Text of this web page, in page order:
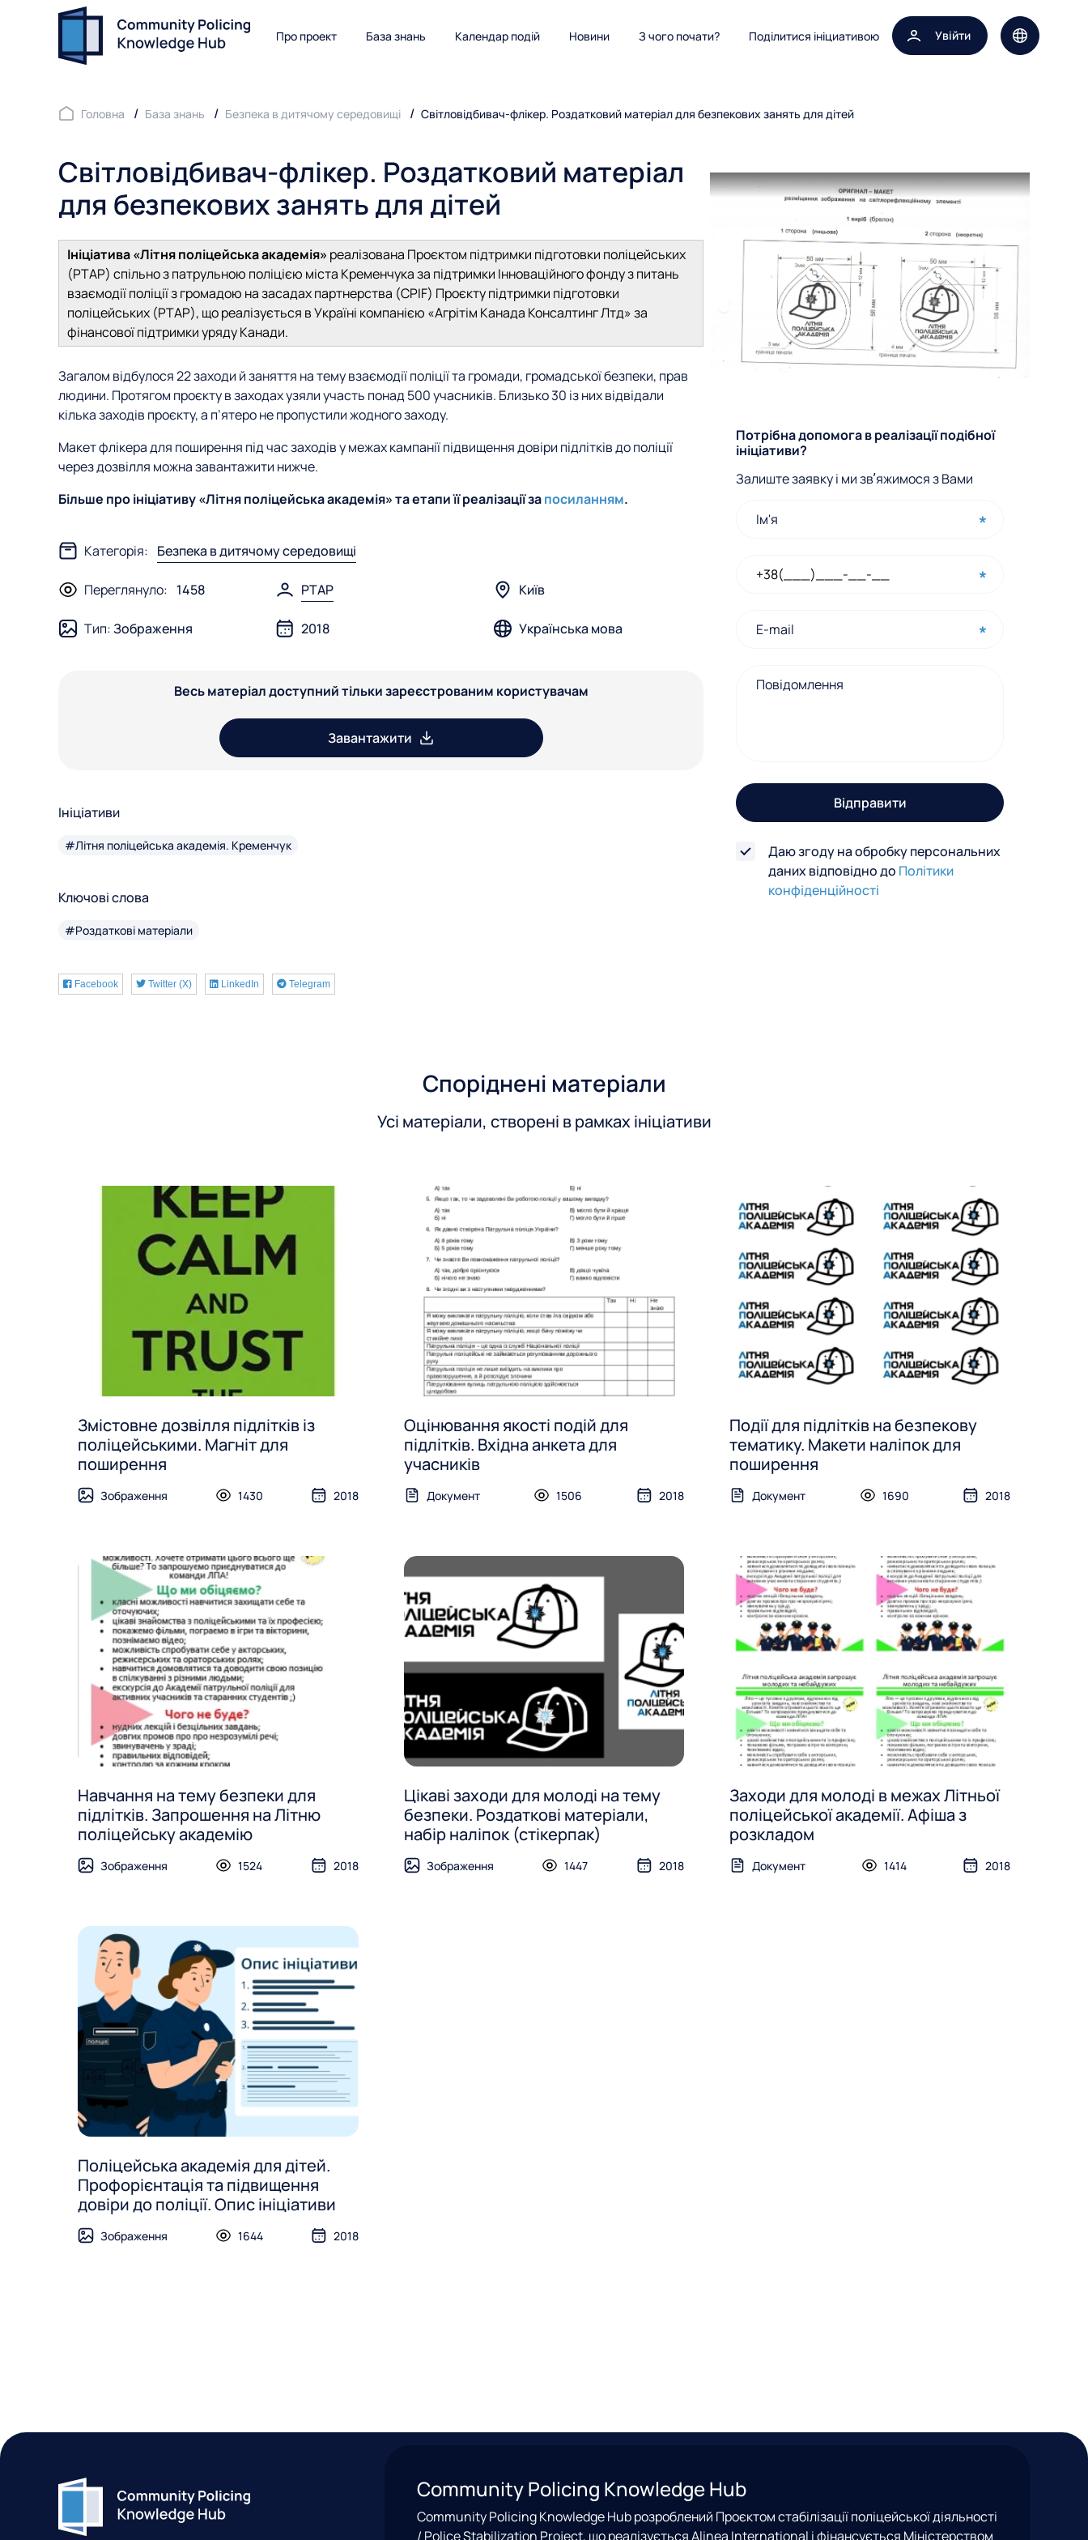
Про проект База знань Календар подій Новини З чого почати? Поділитися ініциативою Увійти Вибір мови
Головна База знань Безпека в дитячому середовищі Світловідбивач-флікер. Роздатковий матеріал для безпекових занять для дітей
Світловідбивач-флікер. Роздатковий матеріал
для безпекових занять для дітей
Ініціатива «Літня поліцейська академія» реалізована Проєктом підтримки підготовки поліцейських
(PTAP) спільно з патрульною поліцією міста Кременчука за підтримки Інноваційного фонду з питань
взаємодії поліції з громадою на засадах партнерства (CPIF) Проєкту підтримки підготовки
поліцейських (PTAP), що реалізується в Україні компанією «Агрітім Канада Консалтинг Лтд» за
фінансової підтримки уряду Канади.
Загалом відбулося 22 заходи й заняття на тему взаємодії поліції та громади, громадської безпеки, прав
людини. Протягом проєкту в заходах узяли участь понад 500 учасників. Близько 30 із них відвідали
кілька заходів проєкту, а п’ятеро не пропустили жодного заходу.
Макет флікера для поширення під час заходів у межах кампанії підвищення довіри підлітків до поліції
через дозвілля можна завантажити нижче.
Більше про ініціативу «Літня поліцейська академія» та етапи її реалізації запосиланням.
Категорія: Безпека в дитячому середовищі
Переглянуло: 1458 PTAP Київ
Тип:Зображення 2018 Українська мова
Весь матеріал доступний тільки зареєстрованим користувачам
Завантажити
Ініціативи
#Літня поліцейська академія. Кременчук
Ключові слова
#Роздаткові матеріали
Facebook Twitter (X) LinkedIn Telegram
Ф
о
р
з
в
Потрібна допомога в реалізації подібної
ініціативи?
Залиште заявку і ми звʼяжимося з Вами
Відправити
Даю згоду на обробку персональних
даних відповідно до Політики
конфіденційності
Споріднені матеріали
Усі матеріали, створені в рамках ініціативи
Змістовне дозвілля підлітків із
поліцейськими. Магніт для
поширення
Зображення 1430 2018
Оцінювання якості подій для
підлітків. Вхідна анкета для
учасників
Документ 1506 2018
Події для підлітків на безпекову
тематику. Макети наліпок для
поширення
Документ 1690 2018
Навчання на тему безпеки для
підлітків. Запрошення на Літню
поліцейську академію
Зображення 1524 2018
Цікаві заходи для молоді на тему
безпеки. Роздаткові матеріали,
набір наліпок (стікерпак)
Зображення 1447 2018
Заходи для молоді в межах Літньої
поліцейської академії. Афіша з
розкладом
Документ 1414 2018
Поліцейська академія для дітей.
Профорієнтація та підвищення
довіри до поліції. Опис ініціативи
Зображення 1644 2018
Community Policing Knowledge Hub
Community Policing Knowledge Hub розроблений Проєктом стабілізації поліцейської діяльності
/ Police Stabilization Project, що реалізується Alinea International і фінансується Міністерством